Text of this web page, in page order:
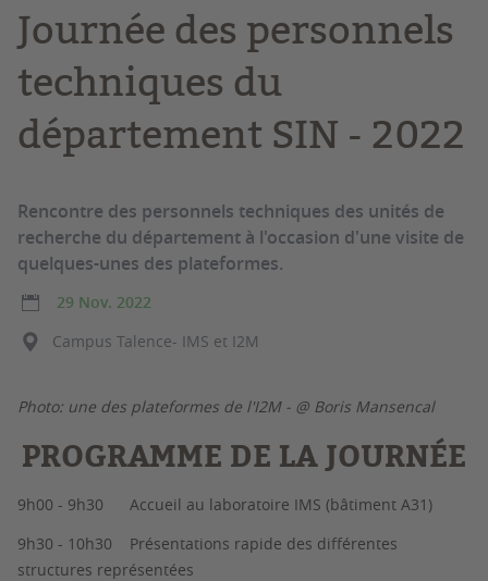
Journée des personnels
techniques du
département SIN - 2022
Rencontre des personnels techniques des unités de
recherche du département à l'occasion d'une visite de
quelques-unes des plateformes.
29 Nov. 2022
Campus Talence- IMS et I2M
Photo: une des plateformes de l'I2M - @ Boris Mansencal
PROGRAMME DE LA JOURNÉE
9h00 - 9h30 Accueil au laboratoire IMS (bâtiment A31)
9h30 - 10h30 Présentations rapide des différentes
structures représentées